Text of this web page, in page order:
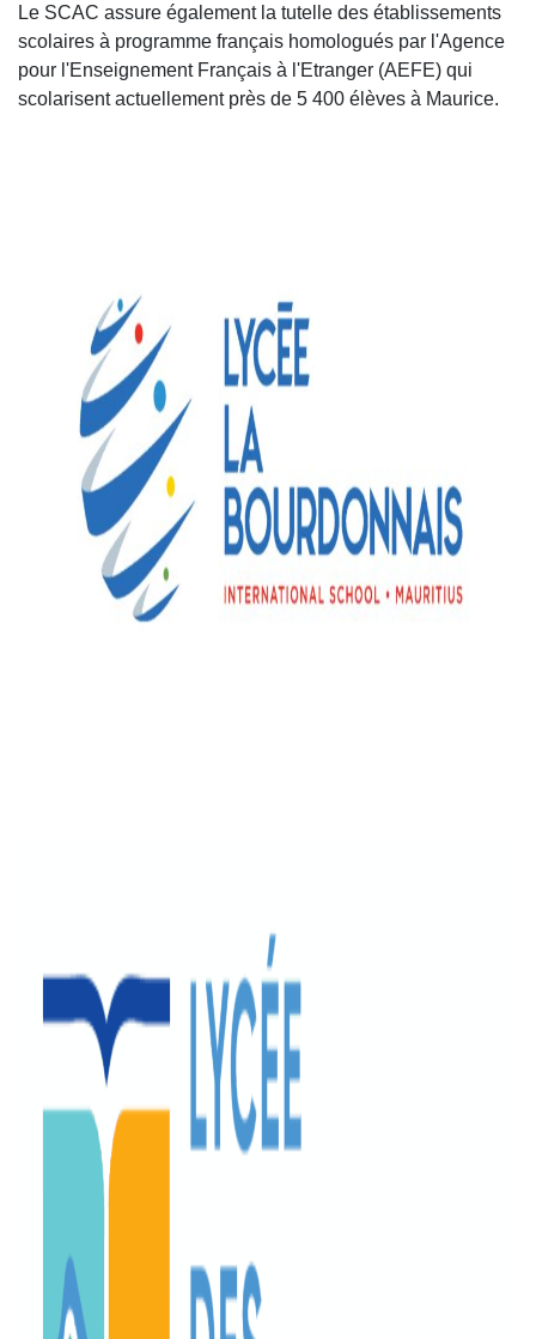
Le SCAC assure également la tutelle des établissements
scolaires à programme français homologués par l'Agence
pour l'Enseignement Français à l'Etranger (AEFE) qui
scolarisent actuellement près de 5 400 élèves à Maurice.